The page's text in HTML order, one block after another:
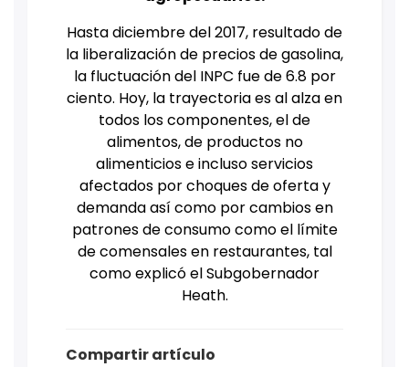
Hasta diciembre del 2017, resultado de
la liberalización de precios de gasolina,
la fluctuación del INPC fue de 6.8 por
ciento. Hoy, la trayectoria es al alza en
todos los componentes, el de
alimentos, de productos no
alimenticios e incluso servicios
afectados por choques de oferta y
demanda así como por cambios en
patrones de consumo como el límite
de comensales en restaurantes, tal
como explicó el Subgobernador
Heath.
Compartir artículo